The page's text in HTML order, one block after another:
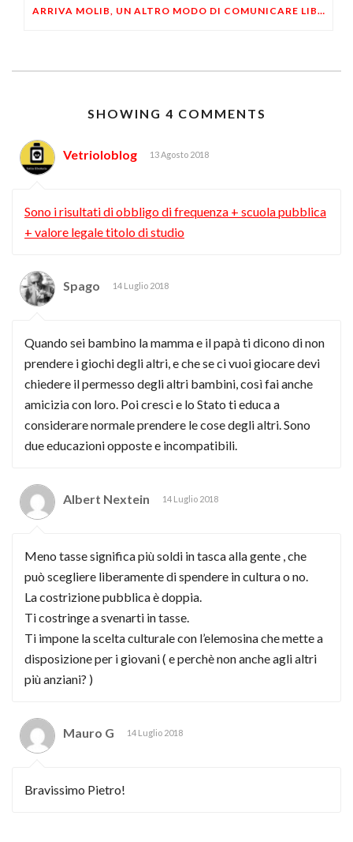
ARRIVA MOLIB, UN ALTRO MODO DI COMUNICARE LIBERTARIO
SHOWING 4 COMMENTS
Vetrioloblog 13 Agosto 2018
Sono i risultati di obbligo di frequenza + scuola pubblica
+ valore legale titolo di studio
Spago 14 Luglio 2018
Quando sei bambino la mamma e il papà ti dicono di non
prendere i giochi degli altri, e che se ci vuoi giocare devi
chiedere il permesso degli altri bambini, così fai anche
amicizia con loro. Poi cresci e lo Stato ti educa a
considerare normale prendere le cose degli altri. Sono
due educazioni opposte e incompatibili.
Albert Nextein 14 Luglio 2018
Meno tasse significa più soldi in tasca alla gente , che
può scegliere liberamente di spendere in cultura o no.
La costrizione pubblica è doppia.
Ti costringe a svenarti in tasse.
Ti impone la scelta culturale con l’elemosina che mette a
disposizione per i giovani ( e perchè non anche agli altri
più anziani? )
Mauro G 14 Luglio 2018
Bravissimo Pietro!